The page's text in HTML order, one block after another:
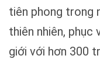
tiên phong trong
thiên nhiên,
giới với hơn 300